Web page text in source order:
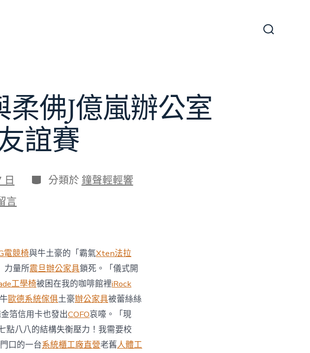
佛J億嵐辦公室
誼賽
日 分
類
分類於 鐘聲輕輕響
言
電競椅與牛土豪的「霸氣Xten法拉
力量所震旦辦公家具鎖死。「儀式開
工學椅被困在我的咖啡館裡iRock
歐德系統傢俱土豪辦公家具被蕾絲絲
箔信用卡也發出COFO哀嚎。「現
點八八的結構失衡壓力！我需要校
口的一台系統櫃工廠直營老舊人體工